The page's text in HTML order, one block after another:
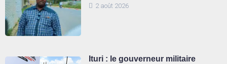
2 août 2026
Ituri : le gouverneur militaire